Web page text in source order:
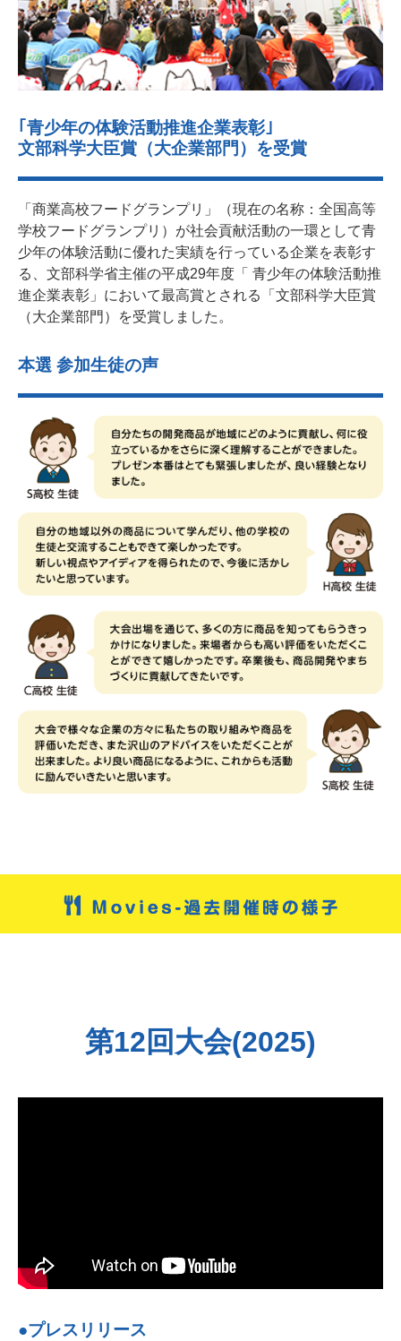
｢青少年の体験活動推進企業表彰｣
文部科学大臣賞（大企業部門）を受賞
「商業高校フードグランプリ」（現在の名称：全国高等
学校フードグランプリ）が社会貢献活動の一環として青
少年の体験活動に優れた実績を行っている企業を表彰す
る、文部科学省主催の平成29年度「 青少年の体験活動推
進企業表彰」において最高賞とされる「文部科学大臣賞
（大企業部門）を受賞しました。
本選 参加生徒の声
第12回大会(2025)
●プレスリリース